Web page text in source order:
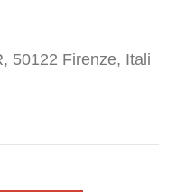
50122 Firenze, Itali